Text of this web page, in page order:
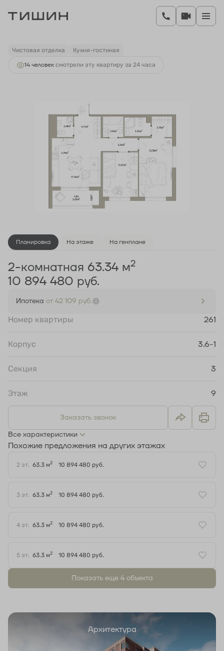
2-комнатная63.34 м 10 894 480 руб.
Ипотекаот 42 109 руб.
Чистовая отделка Кухня-гостиная
14 человек смотрели эту квартиру за 24 часа
Планировка На этаже На генплане
2-комнатная 63.34 м2
10 894 480 руб.
Ипотека от 42 109 руб.
Номер квартиры 261
Корпус 3.6-1
Секция 3
Этаж 9
Заказать звонок
Все характеристики
Похожие предложения на других этажах
2 эт. 63.3 м2 10 894 480 руб.
3 эт. 63.3 м2 10 894 480 руб.
4 эт. 63.3 м2 10 894 480 руб.
5 эт. 63.3 м2 10 894 480 руб.
Показать еще 4 объектa
Архитектура